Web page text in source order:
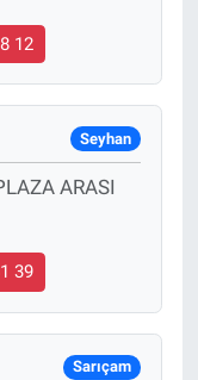
12
Seyhan
ARASI
39
Sarıçam